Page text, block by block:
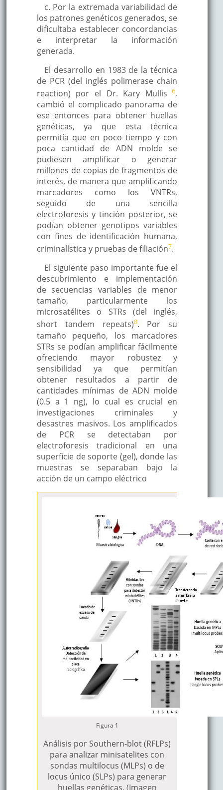
c. Por la extremada variabilidad de
los patrones genéticos generados, se
dificultaba establecer concordancias
e interpretar la información
generada.
El desarrollo en 1983 de la técnica
de PCR (del inglés polimerase chain
reaction) por el Dr. Kary Mullis 6,
cambió el complicado panorama de
ese entonces para obtener huellas
genéticas, ya que esta técnica
permitía que en poco tiempo y con
poca cantidad de ADN molde se
pudiesen amplificar o generar
millones de copias de fragmentos de
interés, de manera que amplificando
marcadores como los VNTRs,
seguido de una sencilla
electroforesis y tinción posterior, se
podían obtener genotipos variables
con fines de identificación humana,
criminalística y pruebas de filiación7.
El siguiente paso importante fue el
descubrimiento e implementación
de secuencias variables de menor
tamaño, particularmente los
microsatélites o STRs (del inglés,
short tandem repeats)8. Por su
tamaño pequeño, los marcadores
STRs se podían amplificar fácilmente
ofreciendo mayor robustez y
sensibilidad ya que permitían
obtener resultados a partir de
cantidades mínimas de ADN molde
(0.5 a 1 ng), lo cual es crucial en
investigaciones criminales y
desastres masivos. Los amplificados
de PCR se detectaban por
electroforesis tradicional en una
superficie de soporte (gel), donde las
muestras se separaban bajo la
acción de un campo eléctrico
Figura 1
Análisis por Southern-blot (RFLPs)
para analizar minisatelites con
sondas multilocus (MLPs) o de
locus único (SLPs) para generar
huellas genéticas. (Imagen